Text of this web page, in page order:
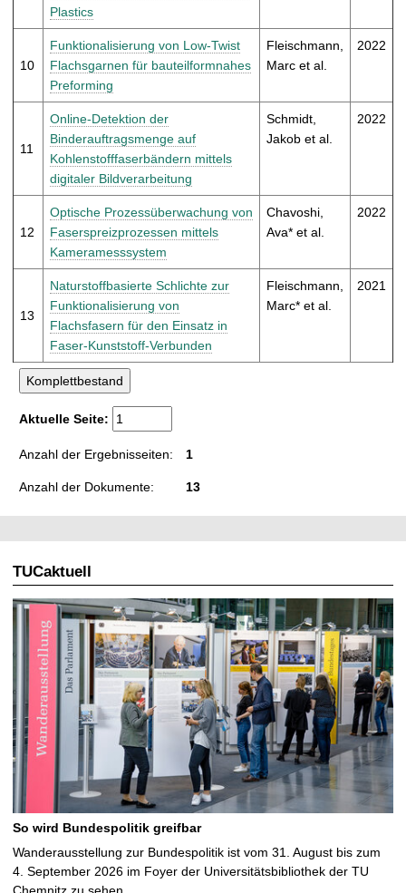
Plastics
10
Funktionalisierung von Low-Twist
Flachsgarnen für bauteilformnahes
Preforming
Fleischmann,
Marc et al.
2022
11
Online-Detektion der
Binderauftragsmenge auf
Kohlenstofffaserbändern mittels
digitaler Bildverarbeitung
Schmidt,
Jakob et al.
2022
12
Optische Prozessüberwachung von
Faserspreizprozessen mittels
Kameramesssystem
Chavoshi,
Ava* et al.
2022
13
Naturstoffbasierte Schlichte zur
Funktionalisierung von
Flachsfasern für den Einsatz in
Faser-Kunststoff-Verbunden
Fleischmann,
Marc* et al.
2021
Aktuelle Seite:
Anzahl der Ergebnisseiten: 1
Anzahl der Dokumente: 13
TUCaktuell
So wird Bundespolitik greifbar
Wanderausstellung zur Bundespolitik ist vom 31. August bis zum
4. September 2026 im Foyer der Universitätsbibliothek der TU
Chemnitz zu sehen …